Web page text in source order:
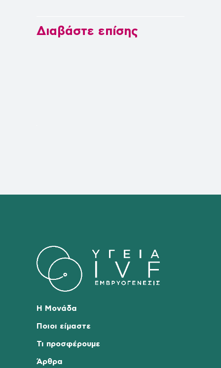
Διαβάστε επίσης
Η Μονάδα
Ποιοι είμαστε
Τι προσφέρουμε
Άρθρα